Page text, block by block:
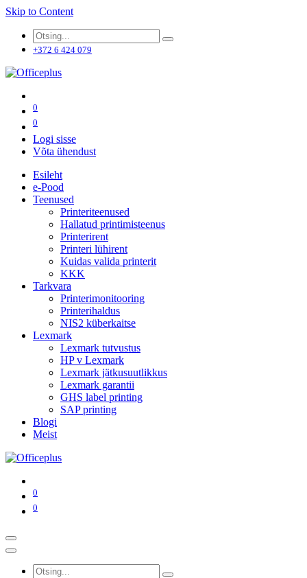
Skip to Content
+372 6 424 079
0
0
Logi sisse
Võta ühendust
Esileht
e-Pood
Teenused
Printeriteenused
Hallatud printimisteenus
Printerirent
Printeri lühirent
Kuidas valida printerit
KKK
Tarkvara
Printerimonitooring
Printerihaldus
NIS2 küberkaitse
Lexmark
Lexmark tutvustus
HP v Lexmark
Lexmark jätkusuutlikkus
Lexmark garantii
GHS label printing
SAP printing
Blogi
Meist
0
0